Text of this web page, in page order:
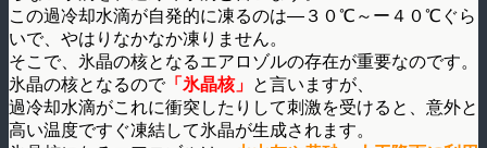
この過冷却水滴が自発的に凍るのは―３０℃～ー４０℃ぐら
いで、やはりなかなか凍りません。
そこで、氷晶の核となるエアロゾルの存在が重要なのです。
氷晶の核となるので「氷晶核」 と言いますが、
過冷却水滴がこれに衝突したりして刺激を受けると、意外と
高い温度ですぐ凍結して氷晶が生成されます。